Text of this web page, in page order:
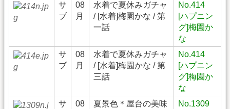
サ
ブ
08
月
水着で夏休みガチャ
/ [水着]梅園かな / 第
一話
No.414
[ハプニン
グ]梅園か
な
サ
ブ
08
月
水着で夏休みガチャ
/ [水着]梅園かな / 第
三話
No.414
[ハプニン
グ]梅園か
な
サ
08
夏景色＊屋台の美味
No.1309